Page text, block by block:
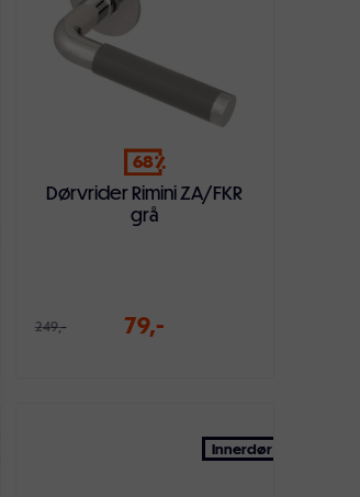
68
Dørvrider Rimini ZA/FKR
grå
249,- 79,-
Legg i handlekurvenInnerdør